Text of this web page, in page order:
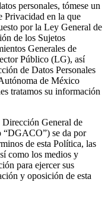
personales, tómese un
Privacidad en la que
por la Ley General de
de los Sujetos
Generales de
Público (LG), así
de Datos Personales
de México
tratamos su información
Dirección General de
“DGACO”) se da por
de esta Política, las
como los medios y
para ejercer sus
y oposición de esta